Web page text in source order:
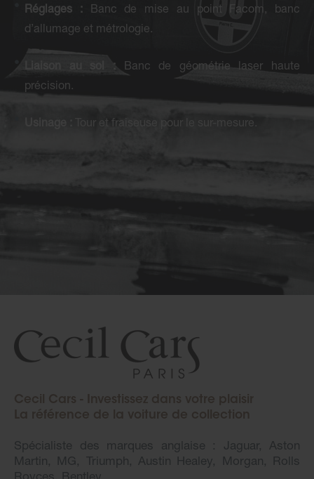
Réglages :Banc de mise au point Facom, banc
d’allumage et métrologie.
Liaison au sol :Banc de géométrie laser haute
précision.
Tour et fraiseuse pour le sur-mesure.
Spécialiste des marques anglaise : Jaguar, Aston
Martin, MG, Triumph, Austin Healey, Morgan, Rolls
Royces, Bentley